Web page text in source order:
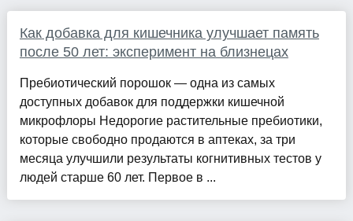
Как добавка для кишечника улучшает память
после 50 лет: эксперимент на близнецах
Пребиотический порошок — одна из самых
доступных добавок для поддержки кишечной
микрофлоры Недорогие растительные пребиотики,
которые свободно продаются в аптеках, за три
месяца улучшили результаты когнитивных тестов у
людей старше 60 лет. Первое в ...